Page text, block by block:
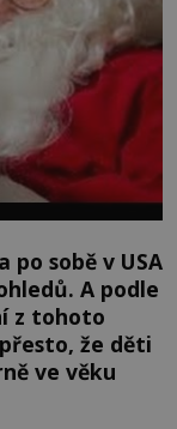
po sobě v USA
A podle
z tohoto
že děti
ve věku